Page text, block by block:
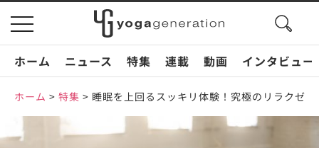
toggle
navigation
search
ホーム
ニュース 特集 連載 動画 インタビュー
ホーム > 特集 > 睡眠を上回るスッキリ体験！究極のリラクゼ